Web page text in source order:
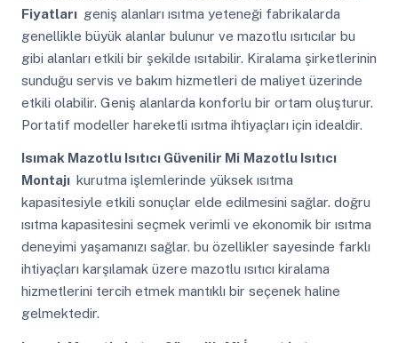
Fiyatları geniş alanları ısıtma yeteneği fabrikalarda
genellikle büyük alanlar bulunur ve mazotlu ısıtıcılar bu
gibi alanları etkili bir şekilde ısıtabilir. Kiralama şirketlerinin
sunduğu servis ve bakım hizmetleri de maliyet üzerinde
etkili olabilir. Geniş alanlarda konforlu bir ortam oluşturur.
Portatif modeller hareketli ısıtma ihtiyaçları için idealdir.
Isımak Mazotlu Isıtıcı Güvenilir Mi Mazotlu Isıtıcı
Montajı kurutma işlemlerinde yüksek ısıtma
kapasitesiyle etkili sonuçlar elde edilmesini sağlar. doğru
ısıtma kapasitesini seçmek verimli ve ekonomik bir ısıtma
deneyimi yaşamanızı sağlar. bu özellikler sayesinde farklı
ihtiyaçları karşılamak üzere mazotlu ısıtıcı kiralama
hizmetlerini tercih etmek mantıklı bir seçenek haline
gelmektedir.